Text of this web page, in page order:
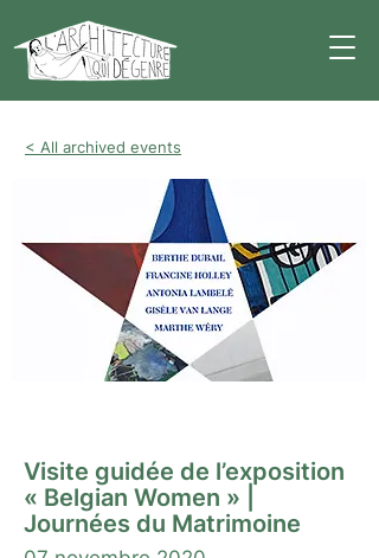
< All archived events
Visite guidée de l’exposition
« Belgian Women » |
Journées du Matrimoine